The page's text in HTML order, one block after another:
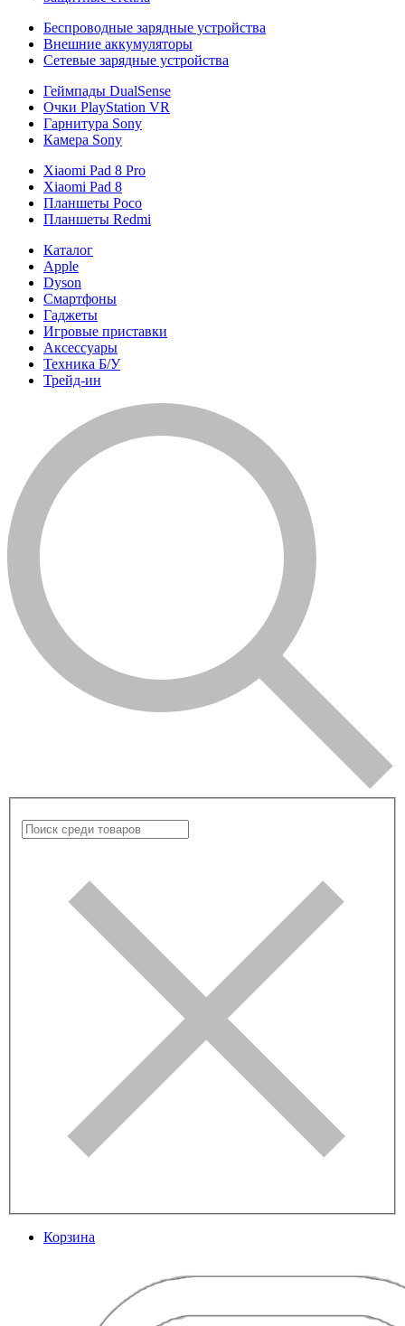
Беспроводные зарядные устройства
Внешние аккумуляторы
Сетевые зарядные устройства
Геймпады DualSense
Очки PlayStation VR
Гарнитура Sony
Камера Sony
Xiaomi Pad 8 Pro
Xiaomi Pad 8
Планшеты Poco
Планшеты Redmi
Каталог
Apple
Dyson
Смартфоны
Гаджеты
Игровые приставки
Аксессуары
Техника Б/У
Трейд-ин
Корзина